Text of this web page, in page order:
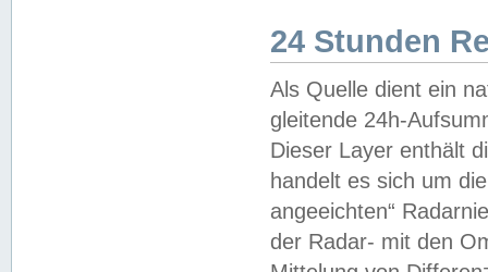
24 Stunden
Als Quelle dient ein
gleitende 24h-
Dieser Layer enthält
handelt es sich um
angeeichten“
der Radar- mit den